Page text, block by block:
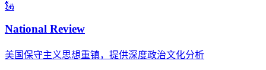
🗽
National Review
美国保守主义思想重镇，提供深度政治文化分析